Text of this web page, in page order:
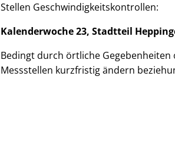
Stellen Geschwindigkeitskontrollen:
Kalenderwoche 23, Stadtteil
Bedingt durch örtliche
Messstellen kurzfristig ändern